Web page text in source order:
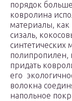
порядок
ковролина
материалы,
сизаль,
синтетических
полипропилен,
придать
его
волокна
напольное